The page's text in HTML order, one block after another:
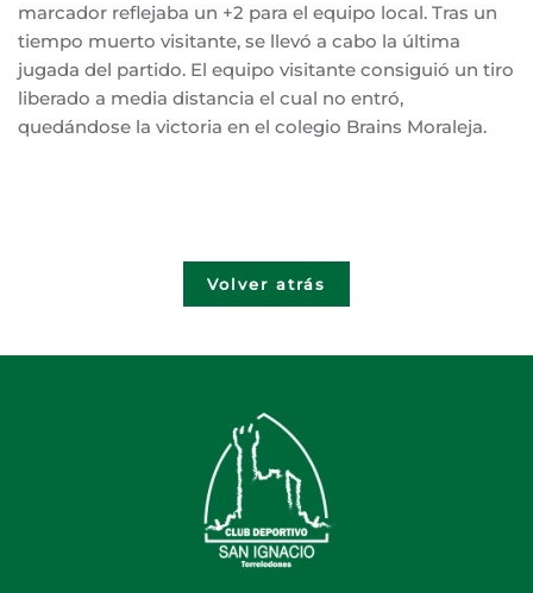
marcador reflejaba un +2 para el equipo local. Tras un
tiempo muerto visitante, se llevó a cabo la última
jugada del partido. El equipo visitante consiguió un tiro
liberado a media distancia el cual no entró,
quedándose la victoria en el colegio Brains Moraleja.
Volver atrás